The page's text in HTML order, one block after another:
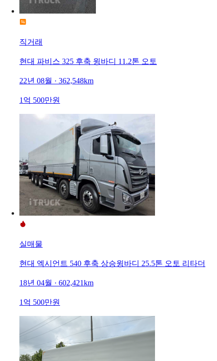
직거래
현대 파비스 325 후축 윙바디 11.2톤 오토
22년 08월 · 362,548km
1억 500만원
실매물
현대 엑시언트 540 후축 상승윙바디 25.5톤 오토 리타더
18년 04월 · 602,421km
1억 500만원